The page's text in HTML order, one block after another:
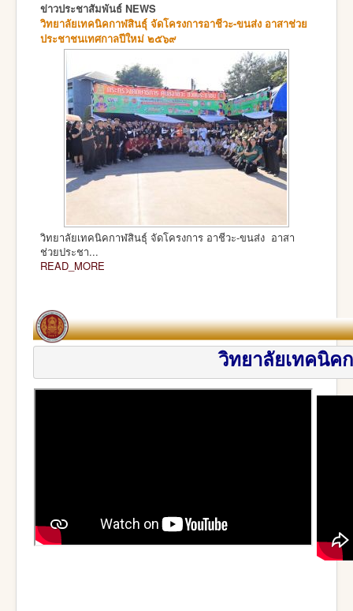
ข่าวประชาสัมพันธ์ NEWS
วิทยาลัยเทคนิคกาฬสินธุ์ จัดโครงการอาชีวะ-ขนส่ง อาสาช่วย
ประชาชนเทศกาลปีใหม่ ๒๕๖๙
วิทยาลัยเทคนิคกาฬสินธุ์ จัดโครงการ อาชีวะ-ขนส่ง อาสา
ช่วยประชา...
READ_MORE
วิทยาลัยเทคนิค